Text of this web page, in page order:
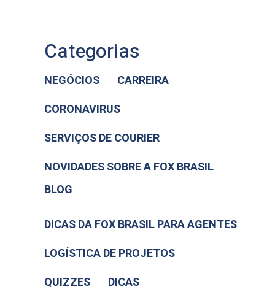
Categorias
NEGÓCIOS
CARREIRA
CORONAVIRUS
SERVIÇOS DE COURIER
NOVIDADES SOBRE A FOX BRASIL
BLOG
DICAS DA FOX BRASIL PARA AGENTES
LOGÍSTICA DE PROJETOS
QUIZZES
DICAS